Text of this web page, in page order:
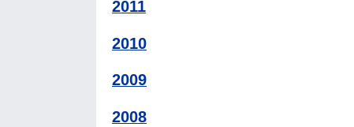
2011
2010
2009
2008